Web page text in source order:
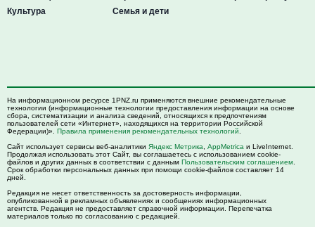
Культура
Семья и дети
На информационном ресурсе 1PNZ.ru применяются внешние рекомендательные
технологии (информационные технологии предоставления информации на основе
сбора, систематизации и анализа сведений, относящихся к предпочтениям
пользователей сети «Интернет», находящихся на территории Российской
Федерации)». Правила применения рекомендательных технологий
Сайт использует сервисы веб-аналитики Яндекс Метрика AppMetrica и LiveInternet.
Продолжая использовать этот Сайт, вы соглашаетесь с использованием cookie-
файлов и других данных в соответствии с данным Пользовательским соглашением
Срок обработки персональных данных при помощи cookie-файлов составляет 14
дней.
Редакция не несет ответственность за достоверность информации,
опубликованной в рекламных объявлениях и сообщениях информационных
агентств. Редакция не предоставляет справочной информации. Перепечатка
материалов только по согласованию с редакцией.